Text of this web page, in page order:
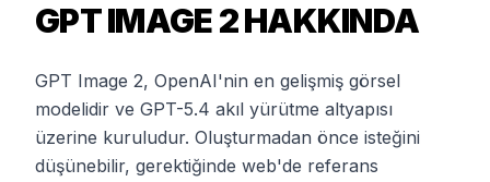
GPT IMAGE 2 HAKKINDA
GPT Image 2, OpenAI'nin en gelişmiş görsel
modelidir ve GPT-5.4 akıl yürütme altyapısı
üzerine kuruludur. Oluşturmadan önce isteğini
düşünebilir, gerektiğinde web'de referans